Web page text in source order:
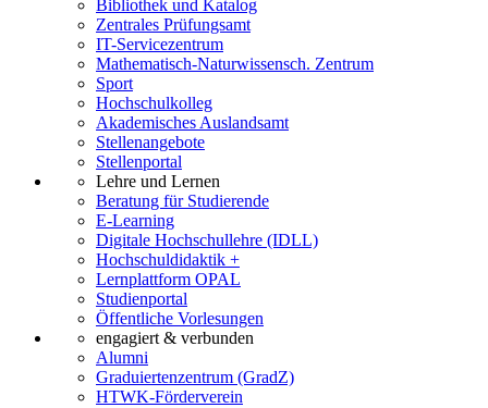
Bibliothek und Katalog
Zentrales Prüfungsamt
IT-Servicezentrum
Mathematisch-Naturwissensch. Zentrum
Sport
Hochschulkolleg
Akademisches Auslandsamt
Stellenangebote
Stellenportal
Lehre und Lernen
Beratung für Studierende
E-Learning
Digitale Hochschullehre (IDLL)
Hochschuldidaktik +
Lernplattform OPAL
Studienportal
Öffentliche Vorlesungen
engagiert & verbunden
Alumni
Graduiertenzentrum (GradZ)
HTWK-Förderverein